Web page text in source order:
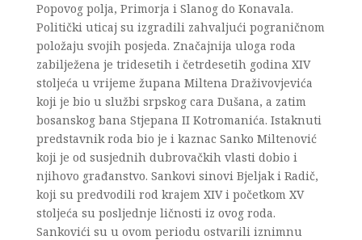
Popovog polja, Primorja i Slanog do Konavala.
Politički uticaj su izgradili zahvaljući pograničnom
položaju svojih posjeda. Značajnija uloga roda
zabilježena je tridesetih i četrdesetih godina XIV
stoljeća u vrijeme župana Miltena Draživovjevića
koji je bio u službi srpskog cara Dušana, a zatim
bosanskog bana Stjepana II Kotromanića. Istaknuti
predstavnik roda bio je i kaznac Sanko Miltenović
koji je od susjednih dubrovačkih vlasti dobio i
njihovo građanstvo. Sankovi sinovi Bjeljak i Radič,
koji su predvodili rod krajem XIV i početkom XV
stoljeća su posljednje ličnosti iz ovog roda.
Sankovići su u ovom periodu ostvarili iznimnu